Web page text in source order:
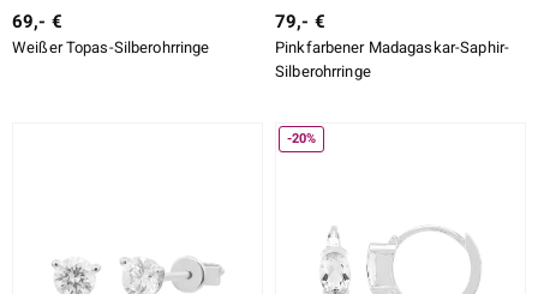
69,- €
Weißer Topas-Silberohrringe
79,- €
Pinkfarbener Madagaskar-Saphir-
Silberohrringe
-20%